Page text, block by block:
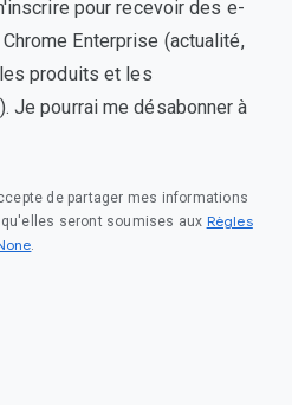
pour recevoir des e-
Enterprise (actualité,
produits et les
Je pourrai me désabonner à
de partager mes informations
seront soumises aux Règles
.